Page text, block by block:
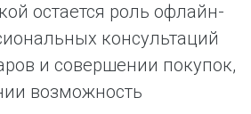
остается роль офлайн-
консультаций
и совершении покупок,
возможность